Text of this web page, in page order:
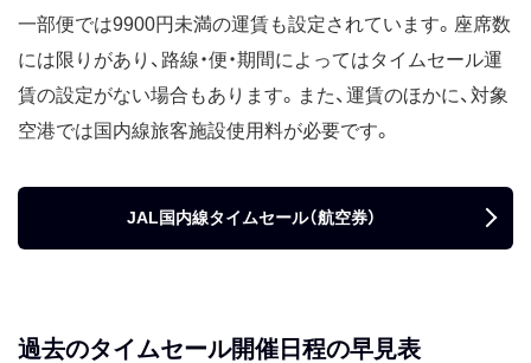
一部便では9900円未満の運賃も設定されています。座席数
には限りがあり、路線・便・期間によってはタイムセール運
賃の設定がない場合もあります。また、運賃のほかに、対象
空港では国内線旅客施設使用料が必要です。
JAL国内線タイムセール（航空券）
過去のタイムセール開催日程の早見表